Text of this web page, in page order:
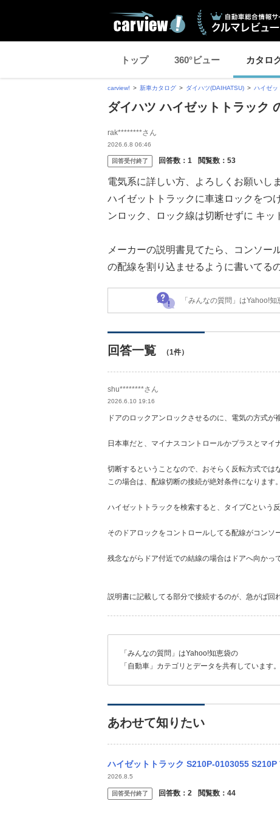
トップ 360°ビュー カタロ
carview! 新車カタログ ダイハツ(DAIHATSU) ハイゼッ
ダイハツ ハイゼットトラック
rak********さん
2026.6.8 06:46
回答受付終了 回答数： 1 閲覧数： 53
電気系に詳しい方、よろしくお願いしま
ハイゼットトラックに車速ロックをつ
ンロック、ロック線は切断せずに キ
メーカーの説明書見てたら、コンソー
の配線を割り込ませるように書いてる
「みんなの質問」はYahoo!
回答一覧 （1件）
shu********さん
2026.6.10 19:16
ドアのロックアンロックさせるのに、電気の方式が
日本車だと、マイナスコントロールかプラスとマイ
切断するということなので、おそらく反転方式では
この場合は、配線切断の接続が絶対条件になります。
ハイゼットトラックを検索すると、タイプCという
そのドアロックをコントロールしてる配線がコンソ
残念ながらドア付近での結線の場合はドアへ向かっ
説明書に記載してる部分で接続するのが、急がば回
「みんなの質問」はYahoo!知恵袋の
「自動車」カテゴリとデータを共有しています。
あわせて知りたい
ハイゼットトラック S210P-0103055 S210P 前期 平成13年ハイゼット
2026.8.5
回答受付終了 回答数： 2 閲覧数： 44